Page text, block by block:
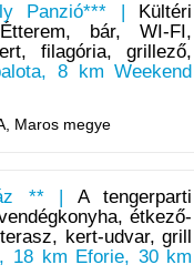
Panzió*** |
Kültéri
bár, WI-FI,
filagória, grillező,
8 km Weekend
Maros megye
** | A tengerparti
étkező-
kert-udvar, grill
18 km Eforie, 30 km